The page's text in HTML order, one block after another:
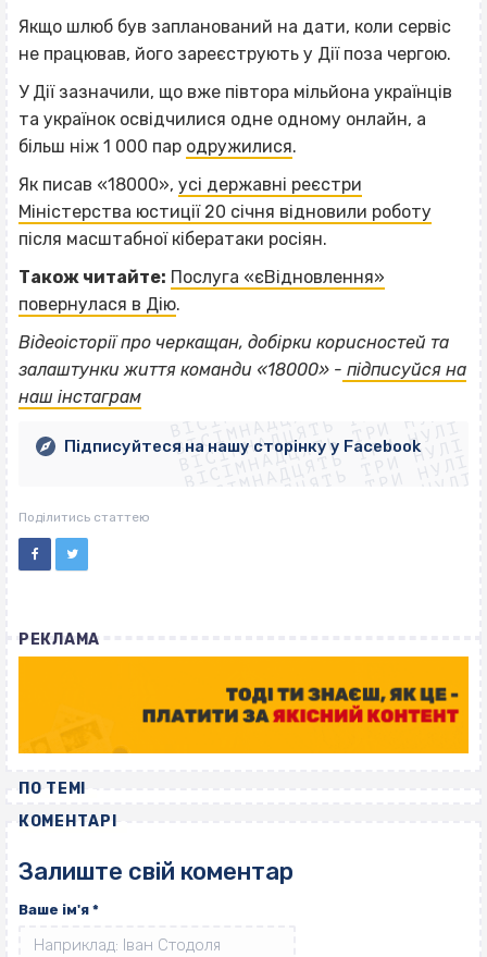
Якщо шлюб був запланований на дати, коли сервіс
не працював, його зареєструють у Дії поза чергою.
У Дії зазначили, що вже півтора мільйона українців
та українок освідчилися одне одному онлайн, а
більш ніж 1 000 пар одружилися.
Як писав «18000», усі державні реєстри
Міністерства юстиції 20 січня відновили роботу
після масштабної кібератаки росіян.
Також читайте: Послуга «єВідновлення»
повернулася в Дію.
Відеоісторії про черкащан, добірки корисностей та
залаштунки життя команди «18000» - підписуйся на
наш інстаграм
ВІСІМНАДЦЯТЬ ТРИ НУЛІ
ВІСІМНАДЦЯТЬ ТРИ НУЛІ
ВІСІМНАДЦЯТЬ ТРИ НУЛІ
ВІСІМНАДЦЯТЬ ТРИ НУЛІ
ВІСІМНАДЦЯТЬ ТРИ НУЛІ
ВІСІМНАДЦЯТЬ ТРИ НУЛІ
ВІСІМНАДЦЯТЬ ТРИ НУЛІ
ВІСІМНАДЦЯТЬ ТРИ НУЛІ
Підписуйтеся на нашу сторінку у Facebook
Поділитись статтею
РЕКЛАМА
ПО ТЕМІ
КОМЕНТАРІ
Залиште свій коментар
Ваше ім'я *